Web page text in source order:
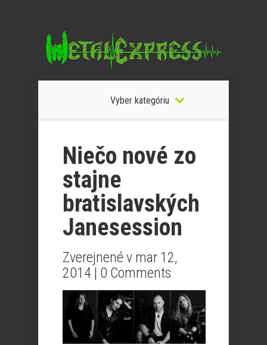
Vyber kategóriu
Niečo nové zo
stajne
bratislavských
Janesession
Zverejnené v mar 12,
2014 | 0 Comments